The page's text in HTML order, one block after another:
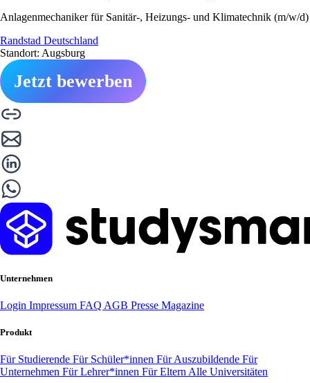
Anlagenmechaniker für Sanitär-, Heizungs- und Klimatechnik (m/w/d)
Randstad Deutschland
Standort: Augsburg
Jetzt bewerben
Unternehmen
Login Impressum FAQ AGB Presse Magazine
Produkt
Für Studierende Für Schüler*innen Für Auszubildende Für
Unternehmen Für Lehrer*innen Für Eltern Alle Universitäten